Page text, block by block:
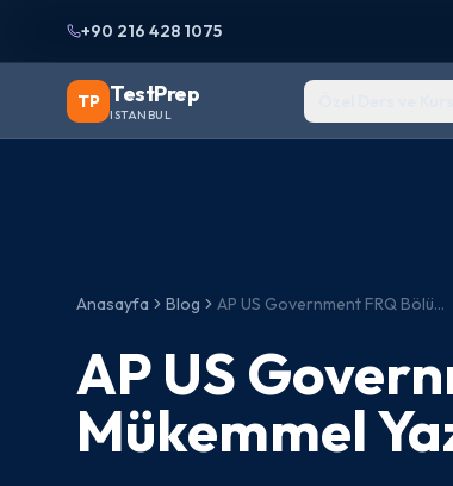
+90 216 428 1075
TP TestPrep
ISTANBUL
Anasayfa Blog AP US Government FRQ Bölümünde Mükemmel Yazı Yazma Rehberi
AP US
Mükemmel